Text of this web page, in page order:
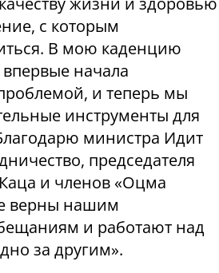
с которым
В мою каденцию
начала
и теперь мы
инструменты для
министра Идит
председателя
и членов «Оцма
верны нашим
и работают над
за другим».